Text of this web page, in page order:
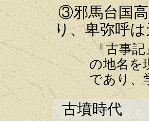
③邪馬台国高
り、卑弥呼
『古事
の地名を
であり、
古墳時代